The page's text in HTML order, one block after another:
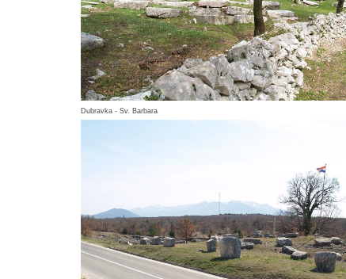
Dubravka - Sv. Barbara